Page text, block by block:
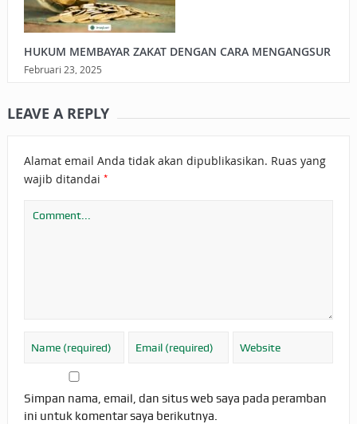
HUKUM MEMBAYAR ZAKAT DENGAN CARA MENGANGSUR
Februari 23, 2025
LEAVE A REPLY
Alamat email Anda tidak akan dipublikasikan. Ruas yang
wajib ditandai *
Simpan nama, email, dan situs web saya pada peramban
ini untuk komentar saya berikutnya.